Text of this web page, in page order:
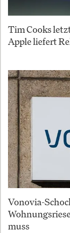
Tim Cooks
Apple liefert
Vonovia-
muss